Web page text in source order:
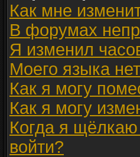
Как мне
В форумах
Я изменил
Моего языка
Как я могу
Как я могу
Когда я
войти?